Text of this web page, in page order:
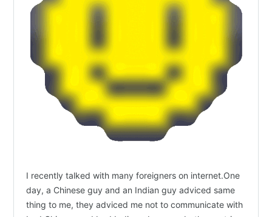
I recently talked with many foreigners on internet.One
day, a Chinese guy and an Indian guy adviced same
thing to me, they adviced me not to communicate with